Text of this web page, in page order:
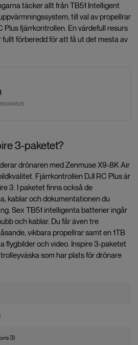
täcker allt från TB51 Intelligent
till val av propellrar
Plus fjärrkontrollen. En värdefull resurs
förberedd för att få ut det mesta av
3-paketet?
drönaren med Zenmuse X9-8K Air
Fjärrkontrollen DJI RC Plus är
3. I paketet finns också de
kablar och dokumentationen du
Sex TB51 intelligenta batterier ingår
och kablar. Du får även tre
vikbara propellrar samt en 1TB
flygbilder och video. Inspire 3-paketet
som har plats för drönare
3)